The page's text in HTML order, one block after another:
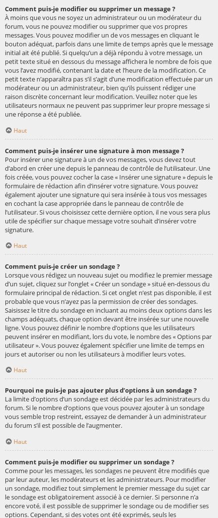
Comment puis-je modifier ou supprimer un message ?
À moins que vous ne soyez un administrateur ou un modérateur du
forum, vous ne pouvez modifier ou supprimer que vos propres
messages. Vous pouvez modifier un de vos messages en cliquant le
bouton adéquat, parfois dans une limite de temps après que le message
initial ait été publié. Si quelqu’un a déjà répondu à votre message, un
petit texte situé en dessous du message affichera le nombre de fois que
vous l’avez modifié, contenant la date et l’heure de la modification. Ce
petit texte n’apparaîtra pas s’il s’agit d’une modification effectuée par un
modérateur ou un administrateur, bien qu’ils puissent rédiger une
raison discrète concernant leur modification. Veuillez noter que les
utilisateurs normaux ne peuvent pas supprimer leur propre message si
une réponse a été publiée.
Haut
Comment puis-je insérer une signature à mon message ?
Pour insérer une signature à un de vos messages, vous devez tout
d’abord en créer une depuis le panneau de contrôle de l’utilisateur. Une
fois créée, vous pouvez cocher la case « Insérer une signature » depuis le
formulaire de rédaction afin d’insérer votre signature. Vous pouvez
également ajouter une signature qui sera insérée à tous vos messages
en cochant la case appropriée dans le panneau de contrôle de
l’utilisateur. Si vous choisissez cette dernière option, il ne vous sera plus
utile de spécifier sur chaque message votre souhait d’insérer votre
signature.
Haut
Comment puis-je créer un sondage ?
Lorsque vous rédigez un nouveau sujet ou modifiez le premier message
d’un sujet, cliquez sur l’onglet « Créer un sondage » situé en-dessous du
formulaire principal de rédaction. Si cet onglet n’est pas disponible, il est
probable que vous n’ayez pas la permission de créer des sondages.
Saisissez le titre du sondage en incluant au moins deux options dans les
champs adéquats, chaque option devant être insérée sur une nouvelle
ligne. Vous pouvez définir le nombre d’options que les utilisateurs
peuvent insérer en modifiant, lors du vote, le nombre des « Options par
utilisateur ». Vous pouvez également spécifier une limite de temps en
jours et autoriser ou non les utilisateurs à modifier leurs votes.
Haut
Pourquoi ne puis-je pas ajouter plus d’options à un sondage ?
La limite d’options d’un sondage est décidée par les administrateurs du
forum. Si le nombre d’options que vous pouvez ajouter à un sondage
vous semble trop restreint, essayez de demander à un administrateur
du forum s’il est possible de l’augmenter.
Haut
Comment puis-je modifier ou supprimer un sondage ?
Comme pour les messages, les sondages ne peuvent être modifiés que
par leur auteur, les modérateurs et les administrateurs. Pour modifier
un sondage, modifiez tout simplement le premier message du sujet car
le sondage est obligatoirement associé à ce dernier. Si personne n’a
encore voté, il est possible de supprimer le sondage ou de modifier ses
options. Cependant, si des votes ont été exprimés, seuls les